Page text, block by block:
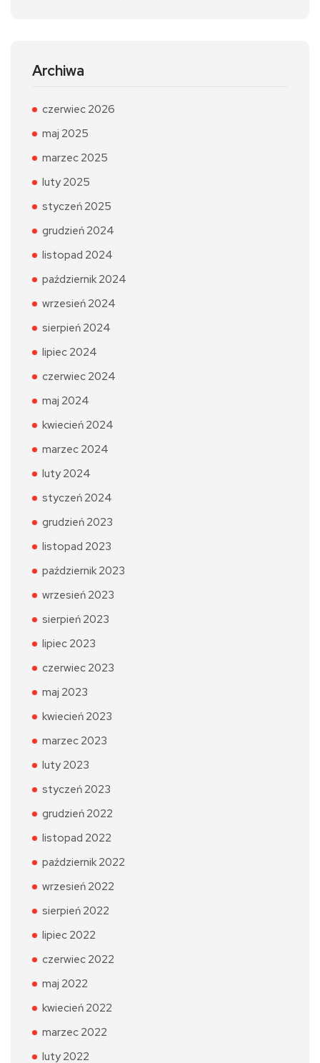
Archiwa
czerwiec 2026
maj 2025
marzec 2025
luty 2025
styczeń 2025
grudzień 2024
listopad 2024
październik 2024
wrzesień 2024
sierpień 2024
lipiec 2024
czerwiec 2024
maj 2024
kwiecień 2024
marzec 2024
luty 2024
styczeń 2024
grudzień 2023
listopad 2023
październik 2023
wrzesień 2023
sierpień 2023
lipiec 2023
czerwiec 2023
maj 2023
kwiecień 2023
marzec 2023
luty 2023
styczeń 2023
grudzień 2022
listopad 2022
październik 2022
wrzesień 2022
sierpień 2022
lipiec 2022
czerwiec 2022
maj 2022
kwiecień 2022
marzec 2022
luty 2022